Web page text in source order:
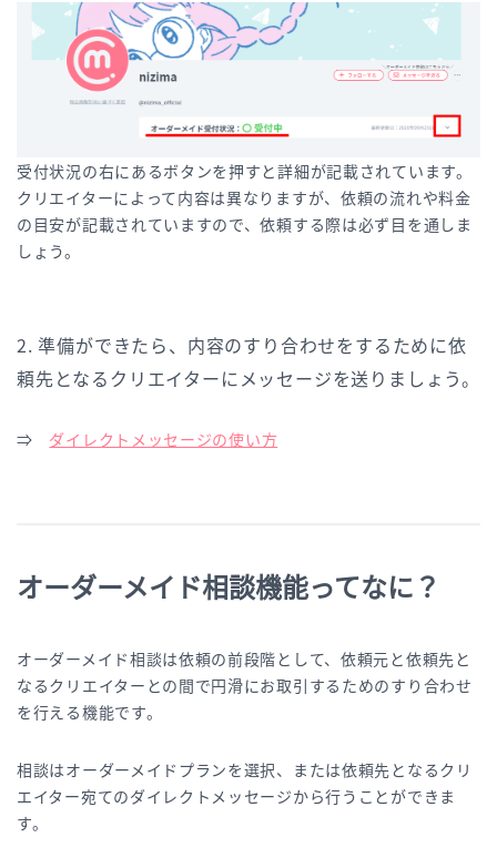
受付状況の右にあるボタンを押すと詳細が記載されています。
クリエイターによって内容は異なりますが、依頼の流れや料金
の目安が記載されていますので、依頼する際は必ず目を通しま
しょう。
2. 準備ができたら、内容のすり合わせをするために依
頼先となるクリエイターにメッセージを送りましょう。
⇒ ダイレクトメッセージの使い方
オーダーメイド相談機能ってなに？
オーダーメイド相談は依頼の前段階として、依頼元と依頼先と
なるクリエイターとの間で円滑にお取引するためのすり合わせ
を行える機能です。
相談はオーダーメイドプランを選択、または依頼先となるクリ
エイター宛てのダイレクトメッセージから行うことができま
す。